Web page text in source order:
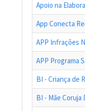
Apoio na
App Conecta
APP Infrações
APP Programa
BI - Criança de
BI - Mãe